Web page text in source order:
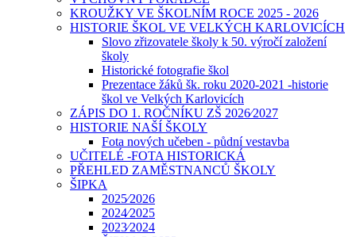
KROUŽKY VE ŠKOLNÍM ROCE 2025 - 2026
HISTORIE ŠKOL VE VELKÝCH KARLOVICÍCH
Slovo zřizovatele školy k 50. výročí založení
školy
Historické fotografie škol
Prezentace žáků šk. roku 2020-2021 -historie
škol ve Velkých Karlovicích
ZÁPIS DO 1. ROČNÍKU ZŠ 2026⁄2027
HISTORIE NAŠÍ ŠKOLY
Fota nových učeben - půdní vestavba
UČITELÉ -FOTA HISTORICKÁ
PŘEHLED ZAMĚSTNANCŮ ŠKOLY
ŠIPKA
2025⁄2026
2024⁄2025
2023⁄2024